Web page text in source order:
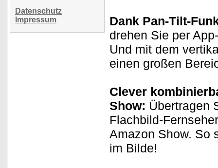
Datenschutz
Impressum
Dank Pan-Tilt-
drehen Sie per
Und mit dem
einen großen
Clever
Show: Übertragen
Flachbild-
Amazon Show. So
im Bilde!